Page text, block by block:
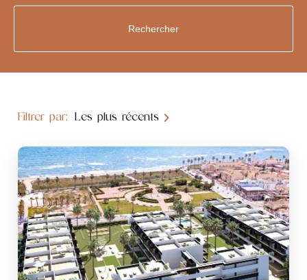
Filtrer par: Les plus récents